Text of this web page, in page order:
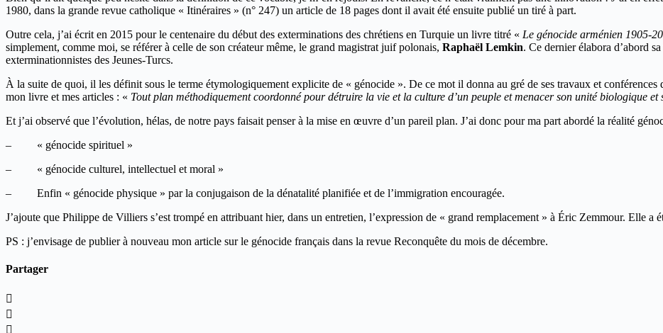
1980, dans la grande revue catholique « Itinéraires » (n° 247) un article de 18 pages dont il avait été ensuite publié un tiré à part.
Outre cela, j’ai écrit en 2015 pour le centenaire du début des exterminations des chrétiens en Turquie un livre titré « Le génocide arménien 1905-
simplement, comme moi, se référer à celle de son créateur même, le grand magistrat juif polonais, Raphaël Lemkin. Ce dernier élabora d’abord
exterminationnistes des Jeunes-Turcs.
À la suite de quoi, il les définit sous le terme étymologiquement explicite de « génocide ». De ce mot il donna au gré de ses travaux et
mon livre et mes articles : « Tout plan méthodiquement coordonné pour détruire la vie et la culture d’un peuple et menacer son unité biologique et
Et j’ai observé que l’évolution, hélas, de notre pays faisait penser à la mise en œuvre d’un pareil plan. J’ai donc pour ma part abordé la réalité
– « génocide spirituel »
– « génocide culturel, intellectuel et moral »
– Enfin « génocide physique » par la conjugaison de la dénatalité planifiée et de l’immigration encouragée.
J’ajoute que Philippe de Villiers s’est trompé en attribuant hier, dans un entretien, l’expression de « grand remplacement » à Éric Zemmour. Elle a
PS : j’envisage de publier à nouveau mon article sur le génocide français dans la revue Reconquête du mois de décembre.
Partager